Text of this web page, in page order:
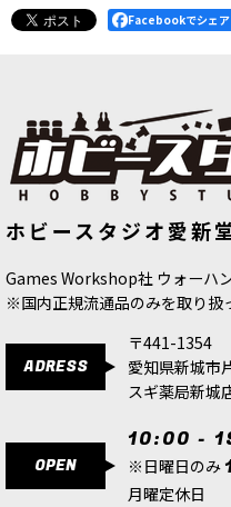
ドワールド] ウォリアー・オヴ・ケ
オス：ケイオスナイト【会員は予約
12,800円(税込)
Facebookでシェア
ホビースタジオ愛新
Games Workshop社 ウォーハ
※国内正規流通品のみを取り扱
ADRESS
〒441-1354
愛知県新城市
スギ薬局新城
OPEN
10:00 -
※日曜日のみ
月曜定休日